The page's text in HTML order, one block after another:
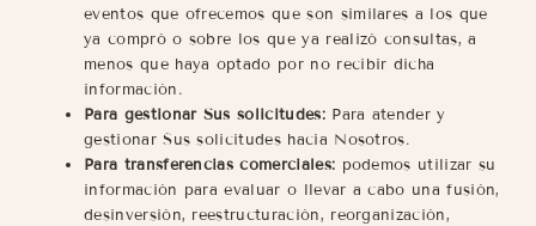
eventos que ofrecemos que son similares a los que
ya compró o sobre los que ya realizó consultas, a
menos que haya optado por no recibir dicha
información.
Para gestionar Sus solicitudes:Para atender y
gestionar Sus solicitudes hacia Nosotros.
Para transferencias comerciales: podemos utilizar su
información para evaluar o llevar a cabo una fusión,
desinversión, reestructuración, reorganización,